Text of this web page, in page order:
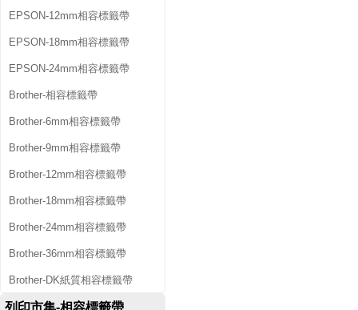
EPSON-12mm相容標籤帶
EPSON-18mm相容標籤帶
EPSON-24mm相容標籤帶
Brother-相容標籤帶
Brother-6mm相容標籤帶
Brother-9mm相容標籤帶
Brother-12mm相容標籤帶
Brother-18mm相容標籤帶
Brother-24mm相容標籤帶
Brother-36mm相容標籤帶
Brother-DK紙質相容標籤帶
列印市集-相容標籤帶